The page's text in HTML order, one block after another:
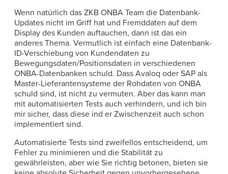
Wenn natürlich das ZKB ONBA Team die Datenbank-
Updates nicht im Griff hat und Fremddaten auf dem
Display des Kunden auftauchen, dann ist das ein
anderes Thema. Vermutlich ist einfach eine Datenbank-
ID-Verschiebung von Kundendaten zu
Bewegungsdaten/Positionsdaten in verschiedenen
ONBA-Datenbanken schuld. Dass Avaloq oder SAP als
Master-Lieferantensysteme der Rohdaten von ONBA
schuld sind, ist nicht zu vermuten. Aber das kann man
mit automatisierten Tests auch verhindern, und ich bin
mir sicher, dass diese ind er Zwischenzeit auch schon
implementiert sind.
Automatisierte Tests sind zweifellos entscheidend, um
Fehler zu minimieren und die Stabilität zu
gewährleisten, aber wie Sie richtig betonen, bieten sie